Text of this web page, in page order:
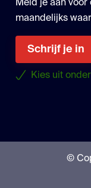
Meld je aan
maandelijks
Schrijf je in
Kies uit
©